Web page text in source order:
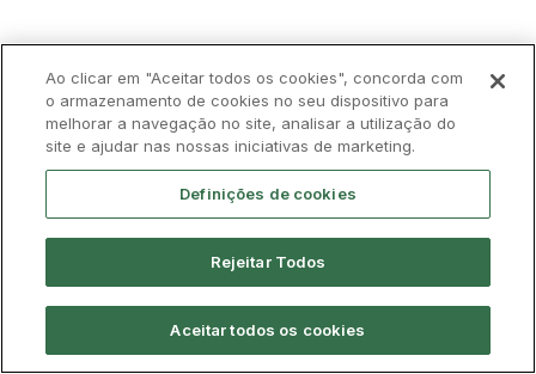
Ao clicar em "Aceitar todos os cookies", concorda com
o armazenamento de cookies no seu dispositivo para
melhorar a navegação no site, analisar a utilização do
site e ajudar nas nossas iniciativas de marketing.
Definições de cookies
Rejeitar Todos
Aceitar todos os cookies